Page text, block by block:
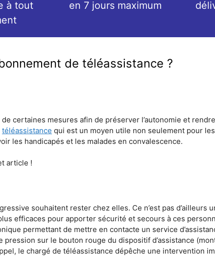
à tout
en 7 jours maximum
de téléassistance ?
certaines mesures afin de préserver l’autonomie et
téléassistance qui est un moyen utile non seulement pour les
les handicapés et les malades en convalescence.
article !
souhaitent rester chez elles. Ce n’est pas d’ailleurs
efficaces pour apporter sécurité et secours à ces
permettant de mettre en contacte un service
sur le bouton rouge du dispositif d’assistance
le chargé de téléassistance dépêche une intervention